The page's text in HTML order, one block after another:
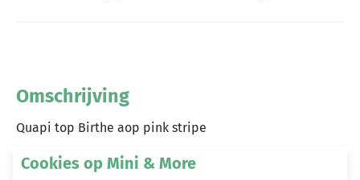
Omschrijving
Quapi top Birthe aop pink stripe
Cookies op Mini & More